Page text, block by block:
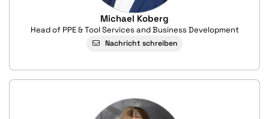
Michael Koberg
Head of PPE & Tool Services and Business Development
Nachricht schreiben